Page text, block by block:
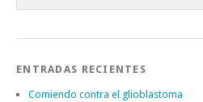
ENTRADAS RECIENTES
Comiendo contra el glioblastoma